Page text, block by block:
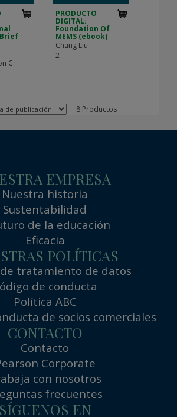
C.
PRODUCTO
DIGITAL:
Foundation Of
MEMS (ebook)
Chang Liu
2
8 Productos
EMPRESA
Nuestra historia
Sustentabilidad
de la educación
Eficacia
POLÍTICAS
tratamiento de datos
de conducta
Política ABC
de socios comerciales
CONTACTO
Contacto
Corporate
con nosotros
frecuentes
SÍGUENOS EN